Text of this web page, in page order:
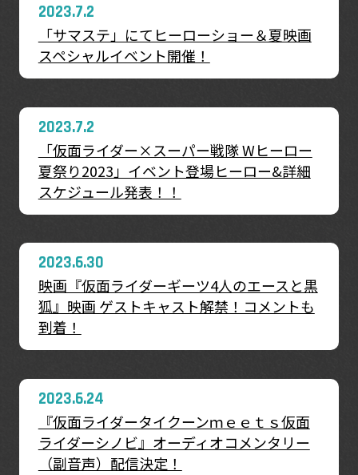
2023.7.2
「サマステ」にてヒーローショー＆夏映画
スペシャルイベント開催！
2023.7.2
「仮面ライダー×スーパー戦隊 Wヒーロー
夏祭り2023」イベント登場ヒーロー&詳細
スケジュール発表！！
2023.6.30
映画『仮面ライダーギーツ4人のエースと黒
狐』映画 ゲストキャスト解禁！コメントも
到着！
2023.6.24
『仮面ライダータイクーンｍｅｅｔｓ仮面
ライダーシノビ』オーディオコメンタリー
（副音声）配信決定！